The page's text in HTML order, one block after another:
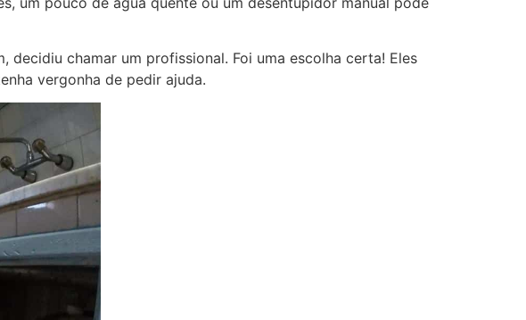
chamar um profissional. Foi uma escolha certa! Eles
vergonha de pedir ajuda.